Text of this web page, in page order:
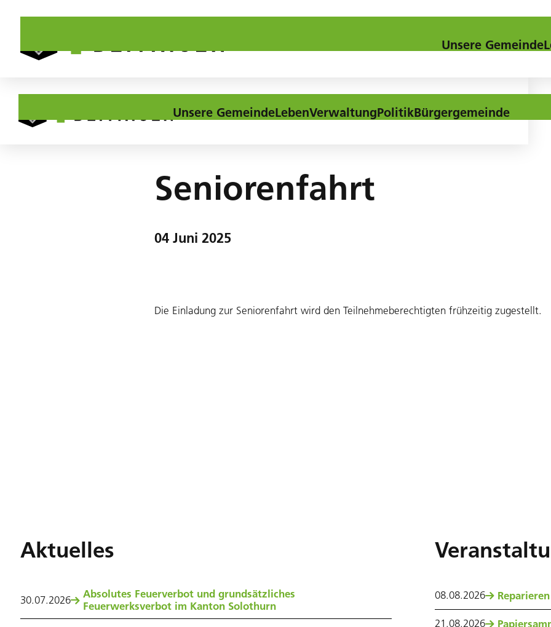
Unsere Gemeinde
Unsere GemeindeLebenVerwaltungPolitikBürgergemeinde
Seniorenfahrt
04 Juni 2025
Die Einladung zur Seniorenfahrt wird den Teilnehmeberechtigten frühzeitig zugestellt.
Aktuelles
30.07.2026
Absolutes Feuerverbot und grundsätzliches
Feuerwerksverbot im Kanton Solothurn
08.08.2026
21 .08.2026